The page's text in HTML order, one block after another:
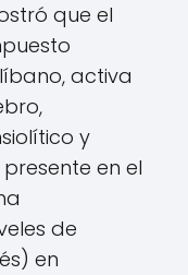
que el
activa
y
en el
de
en